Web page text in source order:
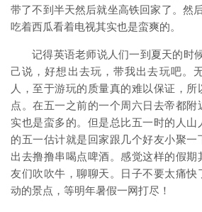
带了不到半天然后就坐高铁回家了。然
吃着西瓜看着电视其实也是蛮爽的。
记得英语老师说人们一到夏天的时
己说，好想出去玩，带我出去玩吧。
人，至于游玩的质量真的难以保证，所
点。在五一之前的一个周六日去帝都附
实也是蛮多的。但是总比五一时的人山
的五一估计就是回家跟几个好友小聚一
出去撸撸串喝点啤酒。感觉这样的假期
友们吹吹牛，聊聊天。日子不要太痛快
动的景点，等明年暑假一网打尽！